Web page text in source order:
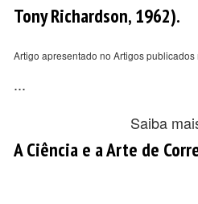
Tony Richardson, 1962).
Artigo apresentado no Artigos publicados
...
Saiba
A Ciência e a Arte de